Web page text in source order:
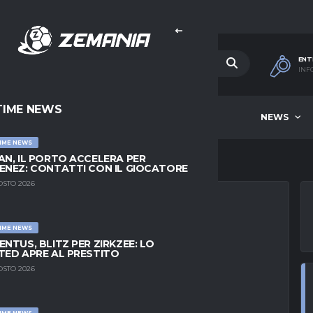
NEWS
NEWS
NEWS
IL PORTO ACCELERA PER
CONTATTI CON IL GIOCATORE
2026
NEWS
BLITZ PER ZIRKZEE: LO
APRE AL PRESTITO
2026
VS AUXERRE –